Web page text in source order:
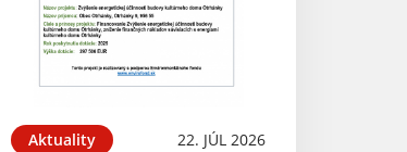
Aktuality 22. JÚL 2026